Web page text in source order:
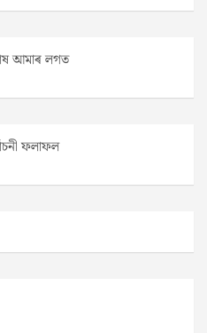
আমাৰ লগত
ফলাফল